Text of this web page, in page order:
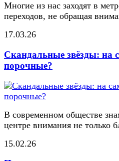
Многие из нас заходят в
переходов, не обращая
17.03.26
Скандальные звёзды: на
порочные?
В современном обществе
центре внимания не только
15.02.26